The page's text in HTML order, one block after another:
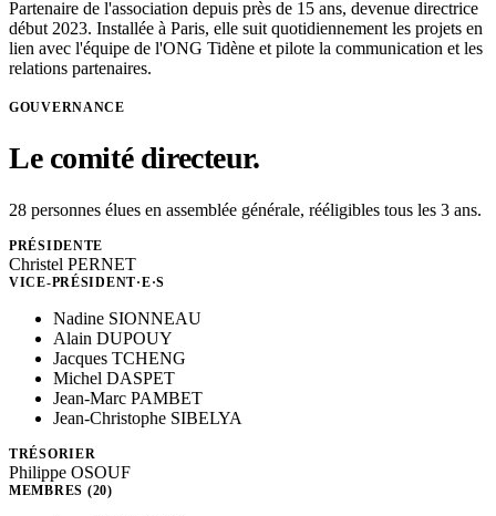
Partenaire de l'association depuis près de 15 ans, devenue directrice
début 2023. Installée à Paris, elle suit quotidiennement les projets en
lien avec l'équipe de l'ONG Tidène et pilote la communication et les
relations partenaires.
GOUVERNANCE
Le comité directeur.
28 personnes élues en assemblée générale, rééligibles tous les 3 ans.
PRÉSIDENTE
Christel PERNET
VICE-PRÉSIDENT·E·S
Nadine SIONNEAU
Alain DUPOUY
Jacques TCHENG
Michel DASPET
Jean-Marc PAMBET
Jean-Christophe SIBELYA
TRÉSORIER
Philippe OSOUF
MEMBRES (20)